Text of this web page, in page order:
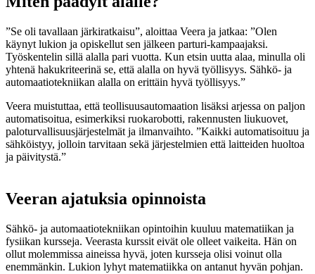
”Se oli tavallaan järkiratkaisu”, aloittaa Veera ja jatkaa: ”Olen
käynyt lukion ja opiskellut sen jälkeen parturi-kampaajaksi.
Työskentelin sillä alalla pari vuotta. Kun etsin uutta alaa, minulla oli
yhtenä hakukriteerinä se, että alalla on hyvä työllisyys. Sähkö- ja
automaatiotekniikan alalla on erittäin hyvä työllisyys.”
Veera muistuttaa, että teollisuusautomaation lisäksi arjessa on paljon
automatisoitua, esimerkiksi ruokarobotti, rakennusten liukuovet,
paloturvallisuusjärjestelmät ja ilmanvaihto. ”Kaikki automatisoituu ja
sähköistyy, jolloin tarvitaan sekä järjestelmien että laitteiden huoltoa
ja päivitystä.”
Veeran ajatuksia opinnoista
Sähkö- ja automaatiotekniikan opintoihin kuuluu matematiikan ja
fysiikan kursseja. Veerasta kurssit eivät ole olleet vaikeita. Hän on
ollut molemmissa aineissa hyvä, joten kursseja olisi voinut olla
enemmänkin. Lukion lyhyt matematiikka on antanut hyvän pohjan.